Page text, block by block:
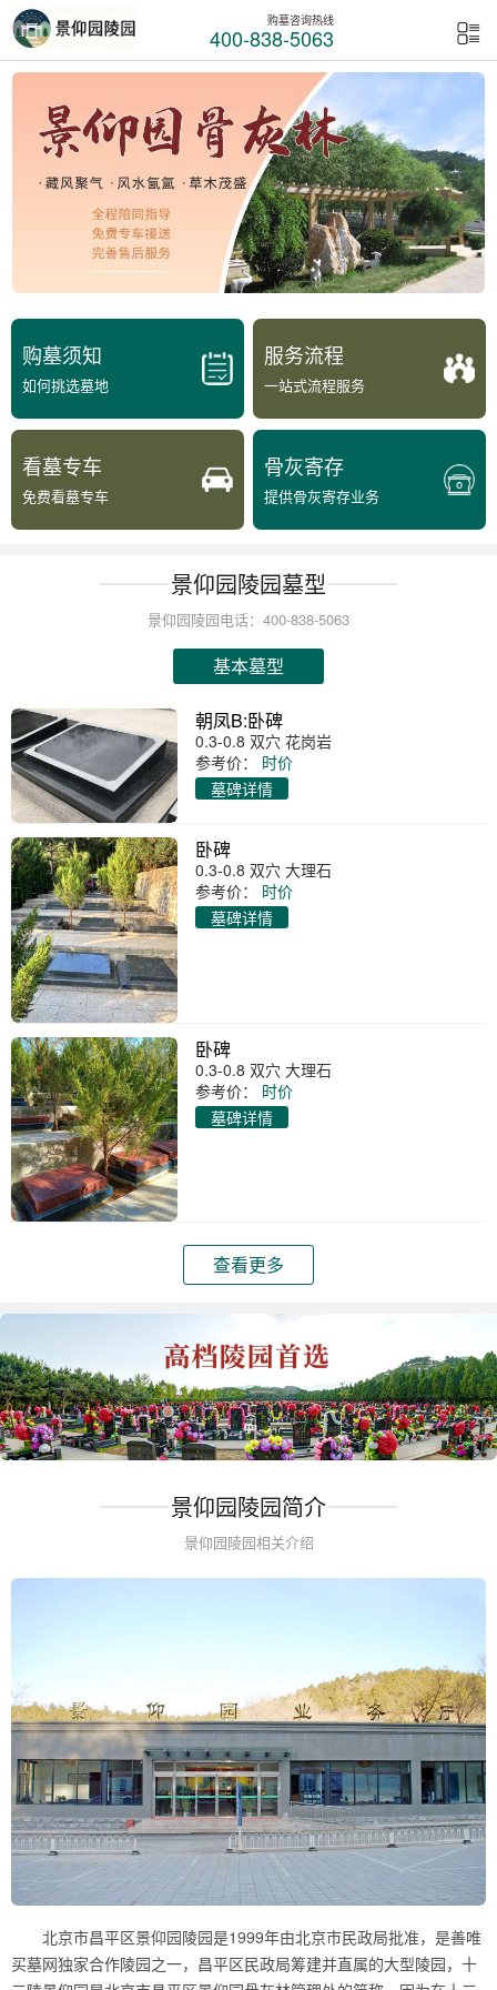
购墓咨询热线
400-838-5063
购墓须知
如何挑选墓地
服务流程
一站式流程服务
看墓专车
免费看墓专车
骨灰寄存
提供骨灰寄存业务
景仰园陵园墓型
景仰园陵园电话：400-838-5063
基本墓型
朝凤B:卧碑
0.3-0.8 双穴 花岗岩
参考价：
时价
墓碑详情
卧碑
0.3-0.8 双穴 大理石
参考价：
时价
墓碑详情
卧碑
0.3-0.8 双穴 大理石
参考价：
时价
墓碑详情
查看更多
景仰园陵园简介
景仰园陵园相关介绍
北京市昌平区景仰园陵园是1999年由北京市民政局批准，是善唯
买墓网独家合作陵园之一，昌平区民政局筹建并直属的大型陵园，十